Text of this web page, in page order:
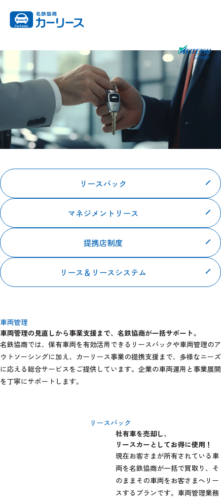
車両管理・
業務提携のご案内
リースバック
マネジメントリース
提携店制度
リース＆リースシステム
車両管理
車両管理の見直しから事業支援まで、 名鉄協商が一括サポート。
名鉄協商では、保有車両を有効活用できるリースバックや車両管理のア
ウトソーシングに加え、カーリース事業の提携支援まで、多様なニーズ
に応える総合サービスをご提供しています。企業の車両運用と事業展開
を丁寧にサポートします。
リースバック
社有車を売却し、
リースカーとしてお得に使用！
現在お客さまが所有されている車
両を名鉄協商が一括で買取り、そ
のままその車両をお客さまへリー
スするプランです。車両管理業務